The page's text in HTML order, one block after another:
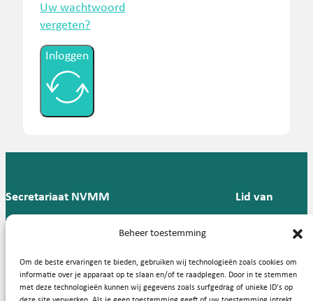
Beheer toestemming
Om de beste ervaringen te bieden, gebruiken wij technologieën zoals cookies om
informatie over je apparaat op te slaan en/of te raadplegen. Door in te stemmen
met deze technologieën kunnen wij gegevens zoals surfgedrag of unieke ID's op
Uw wachtwoord
vergeten?
Inloggen
Secretariaat NVMM
Groningen
T: 088 -
57
Lid van